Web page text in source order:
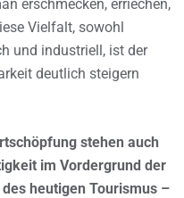
erschmecken, erriechen,
Vielfalt, sowohl
und industriell, ist der
deutlich steigern
stehen auch
im Vordergrund der
heutigen Tourismus –